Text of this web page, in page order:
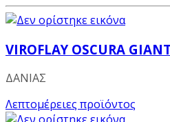
VIROFLAY OSCURA GIANT
ΔΑΝΙΑΣ
Λεπτομέρειες προϊόντος